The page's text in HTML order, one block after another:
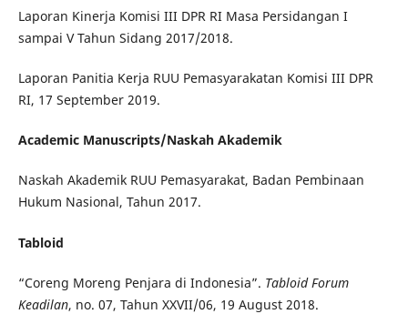
Laporan Kinerja Komisi III DPR RI Masa Persidangan I
sampai V Tahun Sidang 2017/2018.
Laporan Panitia Kerja RUU Pemasyarakatan Komisi III DPR
RI, 17 September 2019.
Academic Manuscripts/Naskah Akademik
Naskah Akademik RUU Pemasyarakat, Badan Pembinaan
Hukum Nasional, Tahun 2017.
Tabloid
“Coreng Moreng Penjara di Indonesia”. Tabloid Forum
Keadilan, no. 07, Tahun XXVII/06, 19 August 2018.